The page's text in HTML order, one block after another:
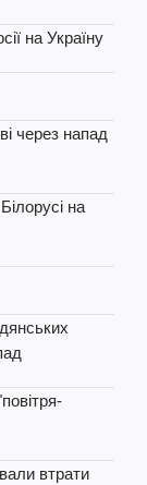
на Україну
через напад
на
втрати